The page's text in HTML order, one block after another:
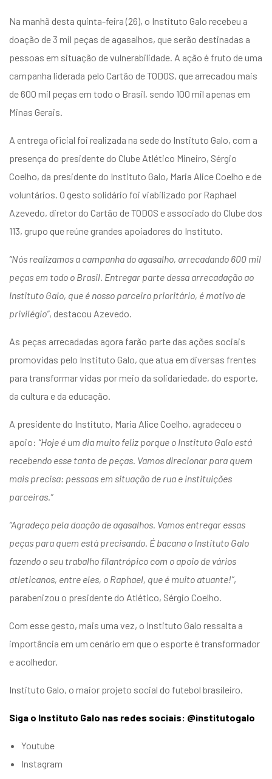
Na manhã desta quinta-feira (26), o Instituto Galo recebeu a
doação de 3 mil peças de agasalhos, que serão destinadas a
pessoas em situação de vulnerabilidade. A ação é fruto de uma
campanha liderada pelo Cartão de TODOS, que arrecadou mais
de 600 mil peças em todo o Brasil, sendo 100 mil apenas em
Minas Gerais.
A entrega oficial foi realizada na sede do Instituto Galo, com a
presença do presidente do Clube Atlético Mineiro, Sérgio
Coelho, da presidente do Instituto Galo, Maria Alice Coelho e de
voluntários. O gesto solidário foi viabilizado por Raphael
Azevedo, diretor do Cartão de TODOS e associado do Clube dos
113, grupo que reúne grandes apoiadores do Instituto.
“Nós realizamos a campanha do agasalho, arrecadando 600 mil
peças em todo o Brasil. Entregar parte dessa arrecadação ao
Instituto Galo, que é nosso parceiro prioritário, é motivo de
privilégio”, destacou Azevedo.
As peças arrecadadas agora farão parte das ações sociais
promovidas pelo Instituto Galo, que atua em diversas frentes
para transformar vidas por meio da solidariedade, do esporte,
da cultura e da educação.
A presidente do Instituto, Maria Alice Coelho, agradeceu o
apoio: “Hoje é um dia muito feliz porque o Instituto Galo está
recebendo esse tanto de peças. Vamos direcionar para quem
mais precisa: pessoas em situação de rua e instituições
parceiras.”
“Agradeço pela doação de agasalhos. Vamos entregar essas
peças para quem está precisando. É bacana o Instituto Galo
fazendo o seu trabalho filantrópico com o apoio de vários
atleticanos, entre eles, o Raphael, que é muito atuante!”,
parabenizou o presidente do Atlético, Sérgio Coelho.
Com esse gesto, mais uma vez, o Instituto Galo ressalta a
importância em um cenário em que o esporte é transformador
e acolhedor.
Instituto Galo, o maior projeto social do futebol brasileiro.
Siga o Instituto Galo nas redes sociais: @institutogalo
Youtube
Instagram